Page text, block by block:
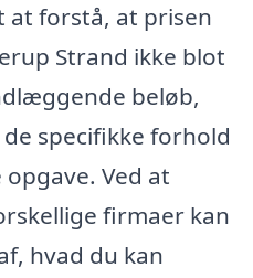
at forstå, at prisen
Strand ikke blot
beløb,
specifikke forhold
Ved at
firmaer kan
hvad du kan